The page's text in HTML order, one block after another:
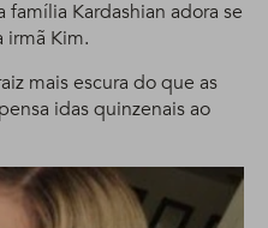
Kardashian adora se
irmã Kim.
mais escura do que as
idas quinzenais ao